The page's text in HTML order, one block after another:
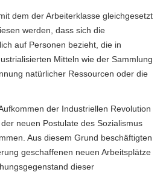
dem der Arbeiterklasse gleichgesetzt
werden, dass sich die
auf Personen bezieht, die in
Mitteln wie der Sammlung
natürlicher Ressourcen oder die
der Industriellen Revolution
neuen Postulate des Sozialismus
Aus diesem Grund beschäftigten
geschaffenen neuen Arbeitsplätze
dieser